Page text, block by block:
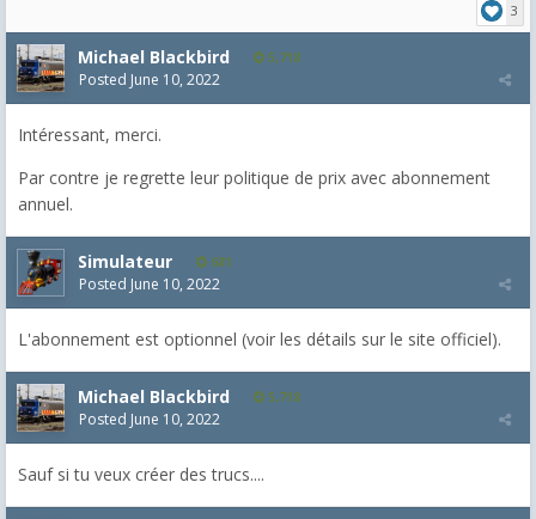
3
Michael Blackbird 5,718
Posted June 10, 2022
Intéressant, merci.
Par contre je regrette leur politique de prix avec abonnement
annuel.
Simulateur 681
Posted June 10, 2022
L'abonnement est optionnel (voir les détails sur le site officiel).
Michael Blackbird 5,718
Posted June 10, 2022
Sauf si tu veux créer des trucs....